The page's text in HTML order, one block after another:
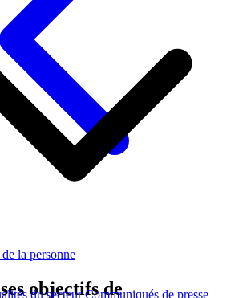
du secteurCommuniqués de presse
la personne
objectifs de